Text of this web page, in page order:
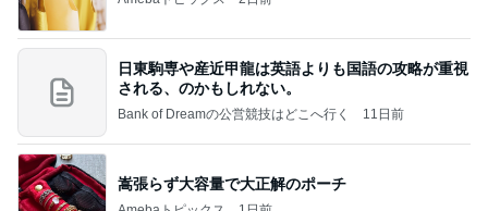
Bank of Dreamの公営競技はどこへ行く
嵩張らず大容量で大正解のポーチ
1日前
【秩父鉄道】８/２～１１/３０開催 ガリガリ君が
秩父鉄道に遊びにやってくる！のご紹介です